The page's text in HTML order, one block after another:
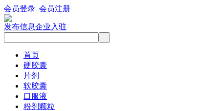
会员登录 会员注册
发布信息企业入驻
首页
硬胶囊
片剂
软胶囊
口服液
粉剂颗粒